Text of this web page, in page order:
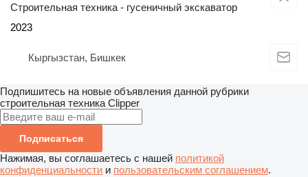
Строительная техника - гусеничный экскаватор
2023
Кыргызстан, Бишкек
Подпишитесь на новые объявления данной рубрики
строительная техника Clipper
Подписаться
Нажимая, вы соглашаетесь с нашей политикой
конфиденциальности и пользовательским соглашением.